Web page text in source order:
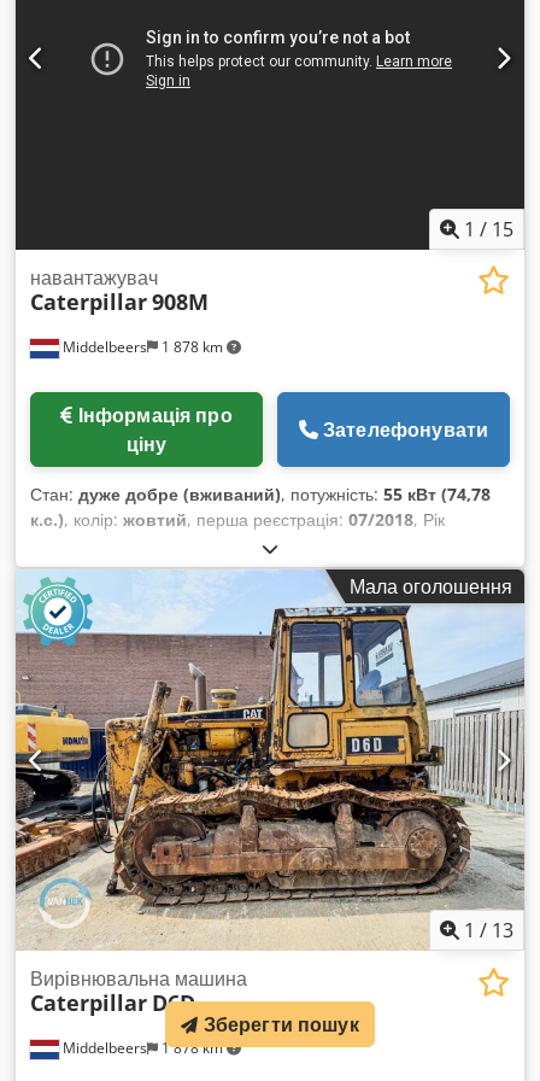
1 / 15
Middelbeers 1 878 km
навантажувач
Caterpillar908M
ціну
Зателефонувати
Стан: дуже добре (вживаний), потужність: 55 кВт (74,78
к.с.), колір: жовтий, перша реєстрація: 07/2018, Рік
, мотогодини:
бортовий комп’ютер, кабіна, Модельний рік: 2018
Кількість циліндрів: 3 Власна маса: 6 460 кг Кількість
клапанів: 3 Маркування CE: так Технічний стан: дуже
хороший Візуальний стан: дуже хороший Ціна: за запитом
Серійний номер: CAT0908MAH8803391 Dedpfxoy A Tn Hs
Adyskr = Додаткові опції та оснащення = - 3-й гідравлічний
розподільник - Закрита кабіна - Центральна система
змащування
Мала оголошення
1 / 13
Middelbeers 1 878 km
Вирівнювальна машина
Caterpillar D6D
Зберегти пошук